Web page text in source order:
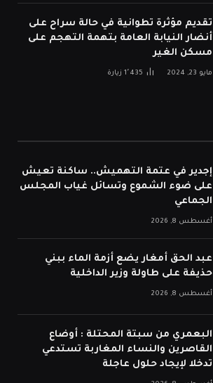
تقديم مؤثرة تطوانية في حالة سراح على
أنضار النيابة العامة بتهمة التهجم على
مسكن الغير
مايو 23, 2024 1٬435 زيارة
إجدير في عتمة التهميش.. ساكنة تعيش
على ضوء الشموع وتسائل غياب المجلس
الجماعي
أغسطس 8, 2026
عبد الحق أمغار يضع أزمة الماء ببني
حذيفة على طاولة وزير الداخلية
أغسطس 8, 2026
البعمري من سبتة المحتلة : أوضاع
القاصرين والنساء المغاربة تستدعي
تدخلا لإيجاد حلول عاجلة